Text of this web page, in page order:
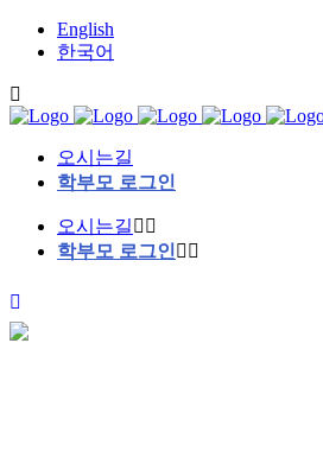
English
한국어
오시는길
학부모 로그인
오시는길
학부모 로그인